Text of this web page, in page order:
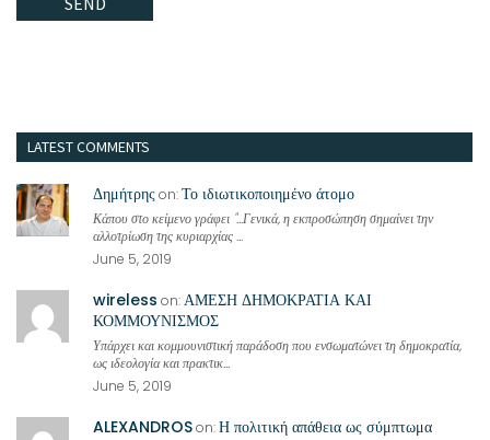
LATEST COMMENTS
Δημήτρηςon:Το ιδιωτικοποιημένο άτομο
Κάπου στο κείμενο γράφει "...Γενικά, η εκπροσώπηση σημαίνει την
αλλοτρίωση της κυριαρχίας ...
June 5, 2019
wireless on:ΑΜΕΣΗ ΔΗΜΟΚΡΑΤΙΑ ΚΑΙ
ΚΟΜΜΟΥΝΙΣΜΟΣ
Υπάρχει και κομμουνιστική παράδοση που ενσωματώνει τη δημοκρατία,
ως ιδεολογία και πρακτικ...
June 5, 2019
ALEXANDROSon:Η πολιτική απάθεια ως σύμπτωμα